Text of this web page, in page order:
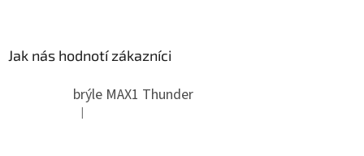
Jak nás hodnotí zákazníci
brýle MAX1 Thunder
Hodnocení produktu je 5 z 5 hvězdiček.
|